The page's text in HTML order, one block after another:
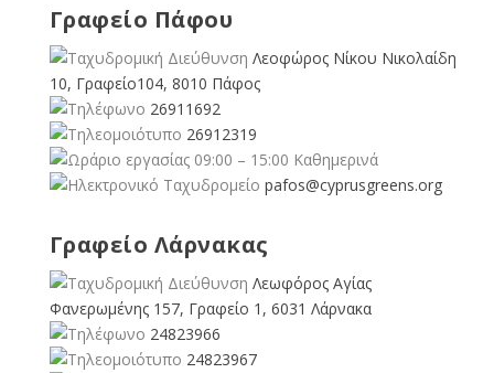
Γραφείο Πάφου
Λεοφώρος Νίκου Νικολαίδη
10, Γραφείο104, 8010 Πάφος
26911692
26912319
09:00 – 15:00 Καθημερινά
pafos@cyprusgreens.org
Γραφείο Λάρνακας
Λεωφόρος Αγίας
Φανερωμένης 157, Γραφείο 1, 6031 Λάρνακα
24823966
24823967